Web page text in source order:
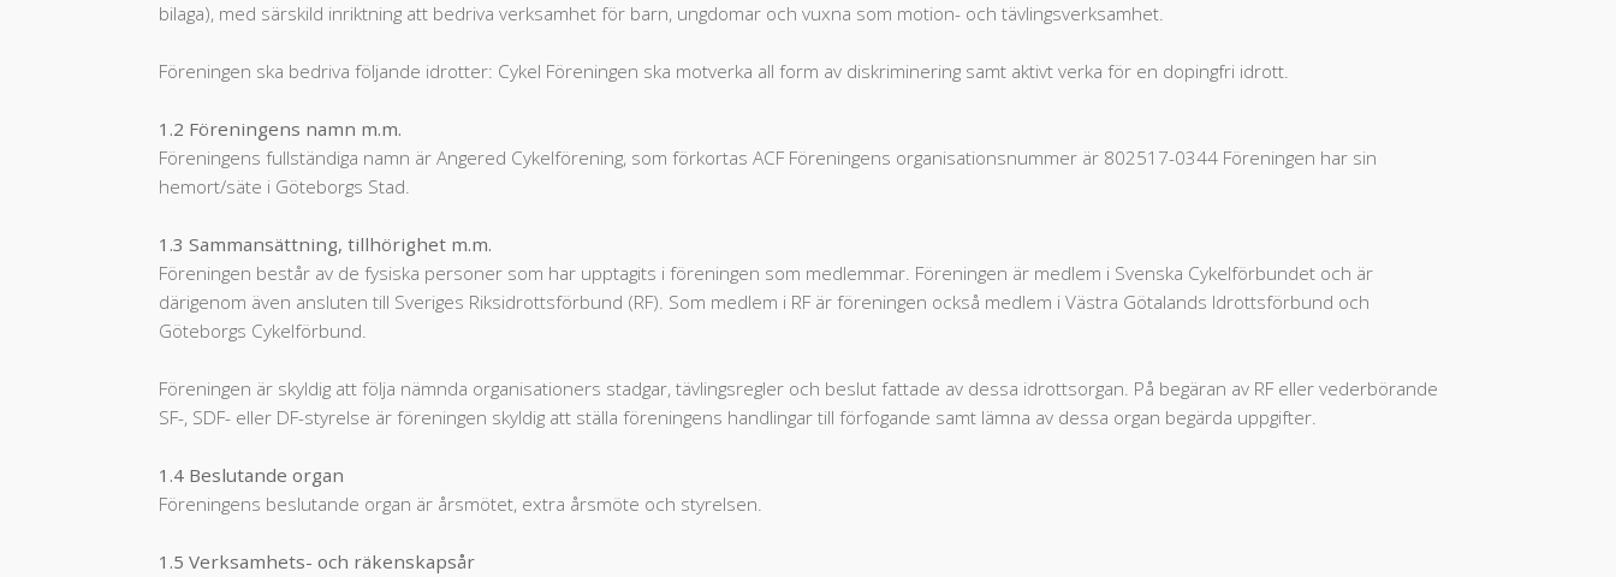
bilaga), med särskild inriktning att bedriva verksamhet för barn, ungdomar och vuxna som motion- och tävlingsverksamhet.
Föreningen ska bedriva följande idrotter: Cykel Föreningen ska motverka all form av diskriminering samt aktivt verka för en dopingfri idrott.
1.2 Föreningens namn m.m.
Föreningens fullständiga namn är Angered Cykelförening, som förkortas ACF Föreningens organisationsnummer är 802517-0344 Föreningen har sin
hemort/säte i Göteborgs Stad.
1.3 Sammansättning, tillhörighet m.m.
Föreningen består av de fysiska personer som har upptagits i föreningen som medlemmar. Föreningen är medlem i Svenska Cykelförbundet och är
därigenom även ansluten till Sveriges Riksidrottsförbund (RF). Som medlem i RF är föreningen också medlem i Västra Götalands Idrottsförbund och
Göteborgs Cykelförbund.
Föreningen är skyldig att följa nämnda organisationers stadgar, tävlingsregler och beslut fattade av dessa idrottsorgan. På begäran av RF eller vederbörande
SF-, SDF- eller DF-styrelse är föreningen skyldig att ställa föreningens handlingar till förfogande samt lämna av dessa organ begärda uppgifter.
1.4 Beslutande organ
Föreningens beslutande organ är årsmötet, extra årsmöte och styrelsen.
1.5 Verksamhets- och räkenskapsår